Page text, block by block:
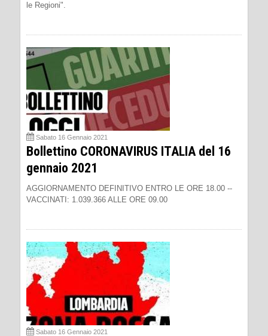
le Regioni".
Sabato 16 Gennaio 2021
Bollettino CORONAVIRUS ITALIA del 16
gennaio 2021
AGGIORNAMENTO DEFINITIVO ENTRO LE ORE 18.00 --
VACCINATI: 1.039.366 ALLE ORE 09.00
Sabato 16 Gennaio 2021